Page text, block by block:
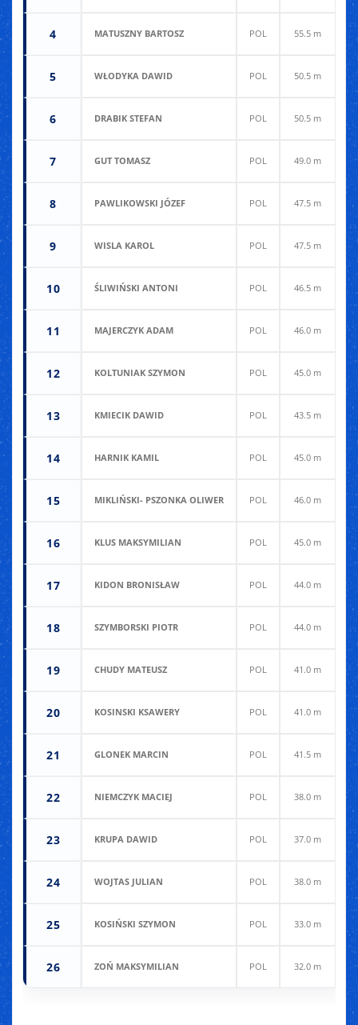
4 MATUSZNY BARTOSZ POL 55.5 m
5 WŁODYKA DAWID POL 50.5 m
6 DRABIK STEFAN POL 50.5 m
7 GUT TOMASZ POL 49.0 m
8 PAWLIKOWSKI JÓZEF POL 47.5 m
9 WISLA KAROL POL 47.5 m
10 ŚLIWIŃSKI ANTONI POL 46.5 m
11 MAJERCZYK ADAM POL 46.0 m
12 KOLTUNIAK SZYMON POL 45.0 m
13 KMIECIK DAWID POL 43.5 m
14 HARNIK KAMIL POL 45.0 m
15 MIKLIŃSKI- PSZONKA OLIWER POL 46.0 m
16 KLUS MAKSYMILIAN POL 45.0 m
17 KIDON BRONISŁAW POL 44.0 m
18 SZYMBORSKI PIOTR POL 44.0 m
19 CHUDY MATEUSZ POL 41.0 m
20 KOSINSKI KSAWERY POL 41.0 m
21 GLONEK MARCIN POL 41.5 m
22 NIEMCZYK MACIEJ POL 38.0 m
23 KRUPA DAWID POL 37.0 m
24 WOJTAS JULIAN POL 38.0 m
25 KOSIŃSKI SZYMON POL 33.0 m
26 ZOŃ MAKSYMILIAN POL 32.0 m